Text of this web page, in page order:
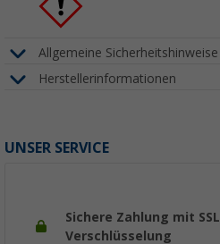
Allgemeine Sicherheitshinweise
Herstellerinformationen
UNSER SERVICE
Sichere Zahlung mit SSL
Verschlüsselung